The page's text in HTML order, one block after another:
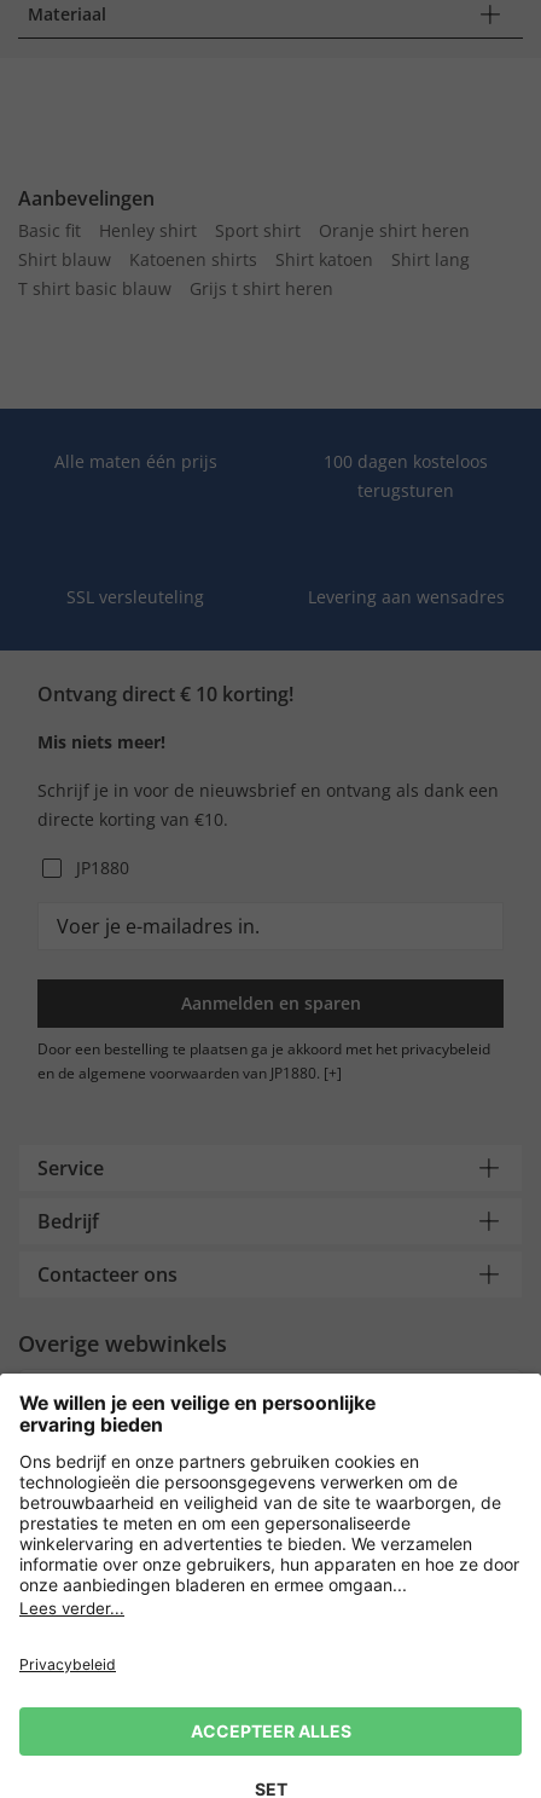
Materiaal
Aanbevelingen
Basic fit Henley shirt Sport shirt
Oranje shirt heren
Shirt blauw
Katoenen shirts Shirt katoen
Shirt lang
T shirt basic blauw
Grijs t shirt heren
Alle maten één prijs
100 dagen kosteloos
terugsturen
SSL versleuteling Levering aan wensadres
Ontvang direct € 10 korting!
Mis niets meer!
Schrijf je in voor de nieuwsbrief en ontvang als dank een
directe korting van €10.
JP1880
Aanmelden en sparen
Door een bestelling te plaatsen ga je akkoord met het privacybeleid
en de algemene voorwaarden van JP1880. [+]
Service
Bedrijf
Contacteer ons
Overige webwinkels
Nederland
Payment and Delivery
Versleuteling met
Verkoopvoorwaarden
Leveringsvoorwaarden
Herroeping indienen
Impressum Cookie-instellingen